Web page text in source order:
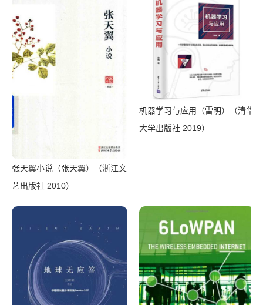
张天翼小说（张天翼）（浙江文
艺出版社 2010）
机器学习与应用（雷明）（清华
大学出版社 2019）